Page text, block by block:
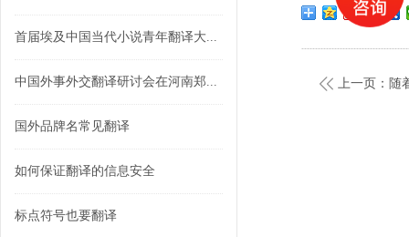
首届埃及中国当代小说青年翻译大...
中国外事外交翻译研讨会在河南郑...
国外品牌名常见翻译
如何保证翻译的信息安全
标点符号也要翻译
上一页：随